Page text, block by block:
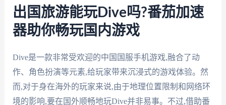
出国旅游能玩Dive吗?番茄加速
器助你畅玩国内游戏
Dive是一款非常受欢迎的中国国服手机游戏,融合了动
作、角色扮演等元素,给玩家带来沉浸式的游戏体验。然
而,对于身在海外的玩家来说,由于地理位置限制和网络环
境的影响,要在国外顺畅地玩Dive并非易事。不过,借助番